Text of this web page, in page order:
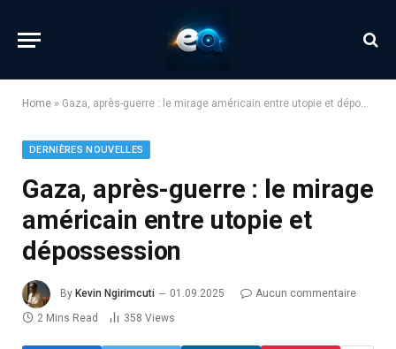
Home » Gaza, après-guerre : le mirage américain entre utopie et dépossession
DERNIÈRES NOUVELLES
Gaza, après-guerre : le mirage
américain entre utopie et
dépossession
By Kevin Ngirimcuti 01.09.2025
Aucun commentaire
2 Mins Read
358 Views